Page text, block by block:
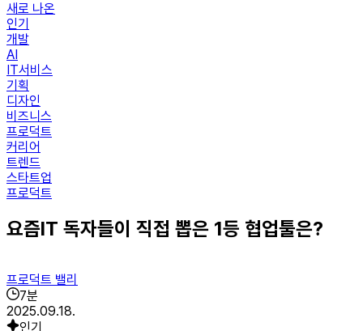
새로 나온
인기
개발
AI
IT서비스
기획
디자인
비즈니스
프로덕트
커리어
트렌드
스타트업
프로덕트
요즘IT 독자들이 직접 뽑은 1등 협업툴은?
프로덕트 밸리
7분
2025.09.18.
인기